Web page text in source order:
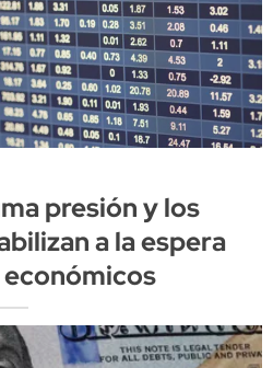
presión y los
a la espera